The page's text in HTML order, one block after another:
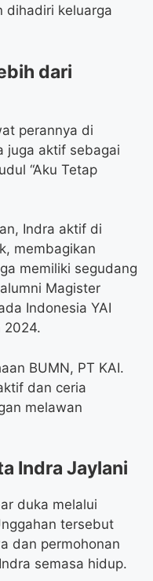
dihadiri keluarga
dari
perannya di
juga aktif sebagai
“Aku Tetap
Indra aktif di
membagikan
memiliki segudang
Magister
Indonesia YAI
2024.
BUMN, PT KAI.
dan ceria
melawan
Indra Jaylani
duka melalui
tersebut
dan permohonan
semasa hidup.